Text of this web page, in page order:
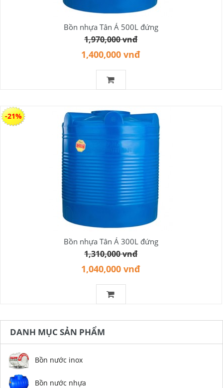
Bồn nhựa Tân Á 500L đứng
1,970,000 vnđ
1,400,000 vnđ
Bồn nhựa Tân Á 300L đứng
1,310,000 vnđ
1,040,000 vnđ
-21%
DANH MỤC SẢN PHẨM
Bồn nước inox
Bồn nước nhựa